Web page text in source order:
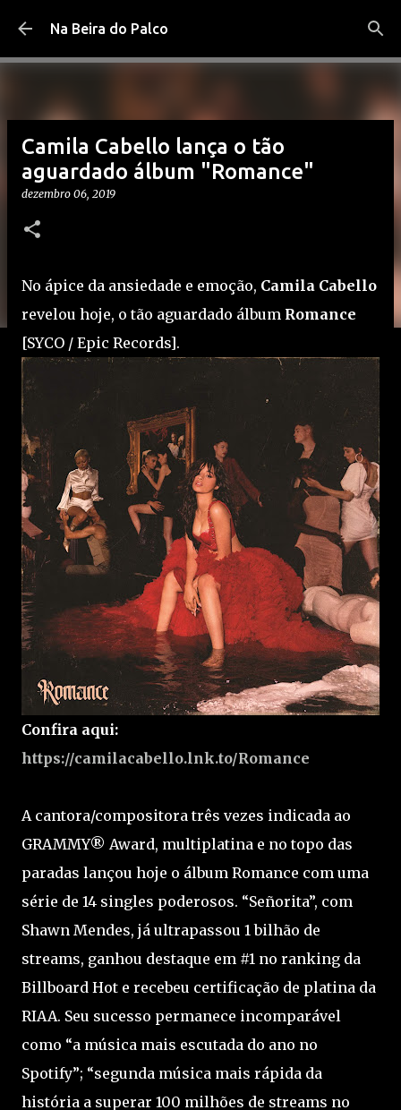
Pular para o conteúdo principal
Na Beira do Palco
Camila Cabello lança o tão
aguardado álbum "Romance"
dezembro 06, 2019
No ápice da ansiedade e emoção, Camila Cabello
revelou hoje, o tão aguardado álbum Romance
[SYCO / Epic Records].
Confira aqui:
https://camilacabello.lnk.to/Romance
A cantora/compositora três vezes indicada ao
GRAMMY® Award, multiplatina e no topo das
paradas lançou hoje o álbum Romance com uma
série de 14 singles poderosos. “Señorita”, com
Shawn Mendes, já ultrapassou 1 bilhão de
streams, ganhou destaque em #1 no ranking da
Billboard Hot e recebeu certificação de platina da
RIAA. Seu sucesso permanece incomparável
como “a música mais escutada do ano no
Spotify”; “segunda música mais rápida da
história a superar 100 milhões de streams no